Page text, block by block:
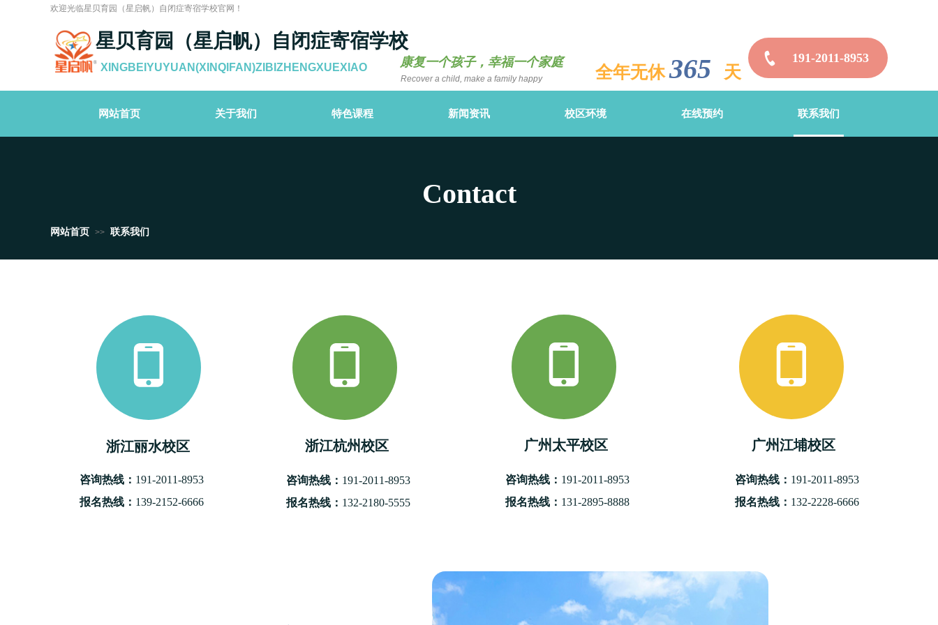
191-2011-8953
星贝育园（星启帆）自闭症寄宿学校
XINGBEIYUYUAN(XINQIFAN)ZIBIZHENGXUEXIAO 康复一个孩子，幸福一个家庭
Recover a child, make a family happy 全年无休365 天
欢迎光临星贝育园（星启帆）自闭症寄宿学校官网！
网站首页 关于我们 特色课程 新闻资讯 校区环境 在线预约 联系我们
网站首页 >> 联系我们
Contact
浙江杭州校区
咨询热线： 191-2011-8953
报名热线： 132-2180-5555
浙江丽水校区
咨询热线： 191-2011-8953
报名热线： 139-2152-6666
广州江埔校区
广州太平校区
咨询热线： 191-2011-8953
报名热线： 131-2895-8888
咨询热线： 191-2011-8953
报名热线： 132-2228-6666